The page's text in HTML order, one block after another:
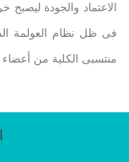
الاعتماد والجودة ليصبح
فى ظل نظام العولمة
منتسبى الكلية من أعضاء